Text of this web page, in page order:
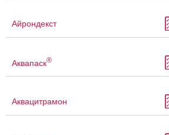
Айрондекст
Аквапаск®
Аквацитрамон